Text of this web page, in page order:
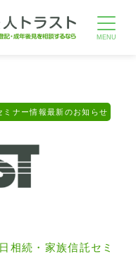
相続・家族信託セミ
ミナー情報最新のお知らせ